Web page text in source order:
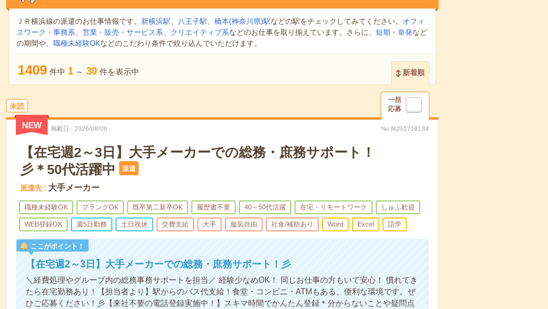
ＪＲ横浜線の派遣のお仕事情報です。 新横浜駅、 八王子駅、 橋本(神奈川県)駅などの駅をチェックしてみてください。
オフィ
スワーク・事務系、 営業・販売・サービス系、 クリエイティブ系などのお仕事を取り揃えています。さらに、 短期 ・ 単発など
の期間や、 職種未経験OKなどのこだわり条件で絞り込んでいただけます。
1409 件中 1 ～ 30 件を表示中 新着順
未読
一括
応募
NEW 掲載日 2026/08/06 No.MJS1718134
【在宅週2～3日】大手メーカーでの総務・庶務サポート！
彡＊50代活躍中
派遣
派遣先 大手メーカー
職種未経験OK ブランクOK 既卒第二新卒OK 履歴書不要 40～50代活躍 在宅・リモートワーク しゅふ歓迎
WEB登録OK 週5日勤務 土日祝休 交費支給 大手 服装自由 社食/補助あり Word Excel 語学
ここがポイント！
【在宅週2～3日】大手メーカーでの総務・庶務サポート！彡
＼経費処理やグループ内の総務事務サポートを担当／ 経験少なめOK！ 同じお仕事の方もいて安心！ 慣れてき
たら在宅勤務あり！【担当者より】駅からのバス代支給！食堂・コンビニ・ATMもある、便利な環境です。ぜ
ひご応募ください！彡【来社不要の電話登録実施中！】スキマ時間でかんたん登録＊分からないことや疑問点